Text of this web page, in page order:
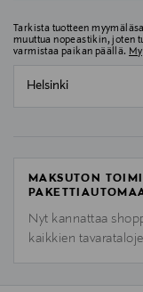
Tarkista tuotteen
muuttua nopeastikin, joten
varmistaa paikan päällä.
Helsinki
MAKSUTON
Nyt kannattaa
kaikkien